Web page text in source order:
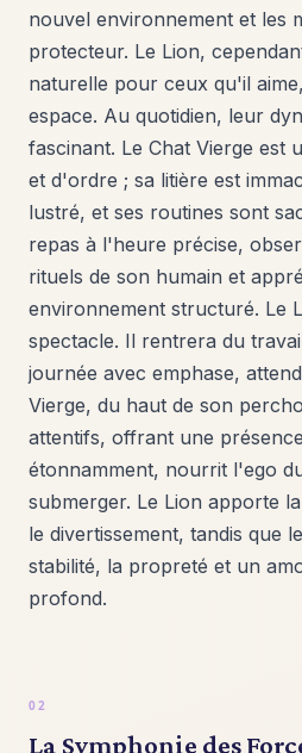
nouvel environnement et les
protecteur. Le Lion,
naturelle pour ceux qu'il
espace. Au quotidien, leur
fascinant. Le Chat Vierge est
et d'ordre ; sa litière est
lustré, et ses routines sont
repas à l'heure précise,
rituels de son humain et
environnement structuré. Le
spectacle. Il rentrera du
journée avec emphase,
Vierge, du haut de son
attentifs, offrant une
étonnamment, nourrit l'ego
submerger. Le Lion apporte
le divertissement, tandis que
stabilité, la propreté et un
profond.
La Symphonie des